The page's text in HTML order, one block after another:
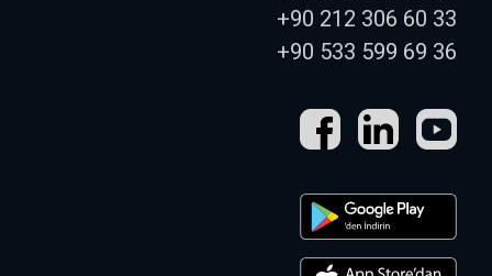
+90 212 306 60 33
+90 533 599 69 36